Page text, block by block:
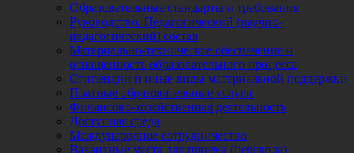
Образовательные стандарты и требования
Руководство. Педагогический (научно-
педагогический) состав
Материально-техническое обеспечение и
оснащенность образовательного процесса
Стипендии и иные виды материальной поддержки
Платные образовательные услуги
Финансово-хозяйственная деятельность
Доступная среда
Международное сотрудничество
Вакантные места для приема (перевода)